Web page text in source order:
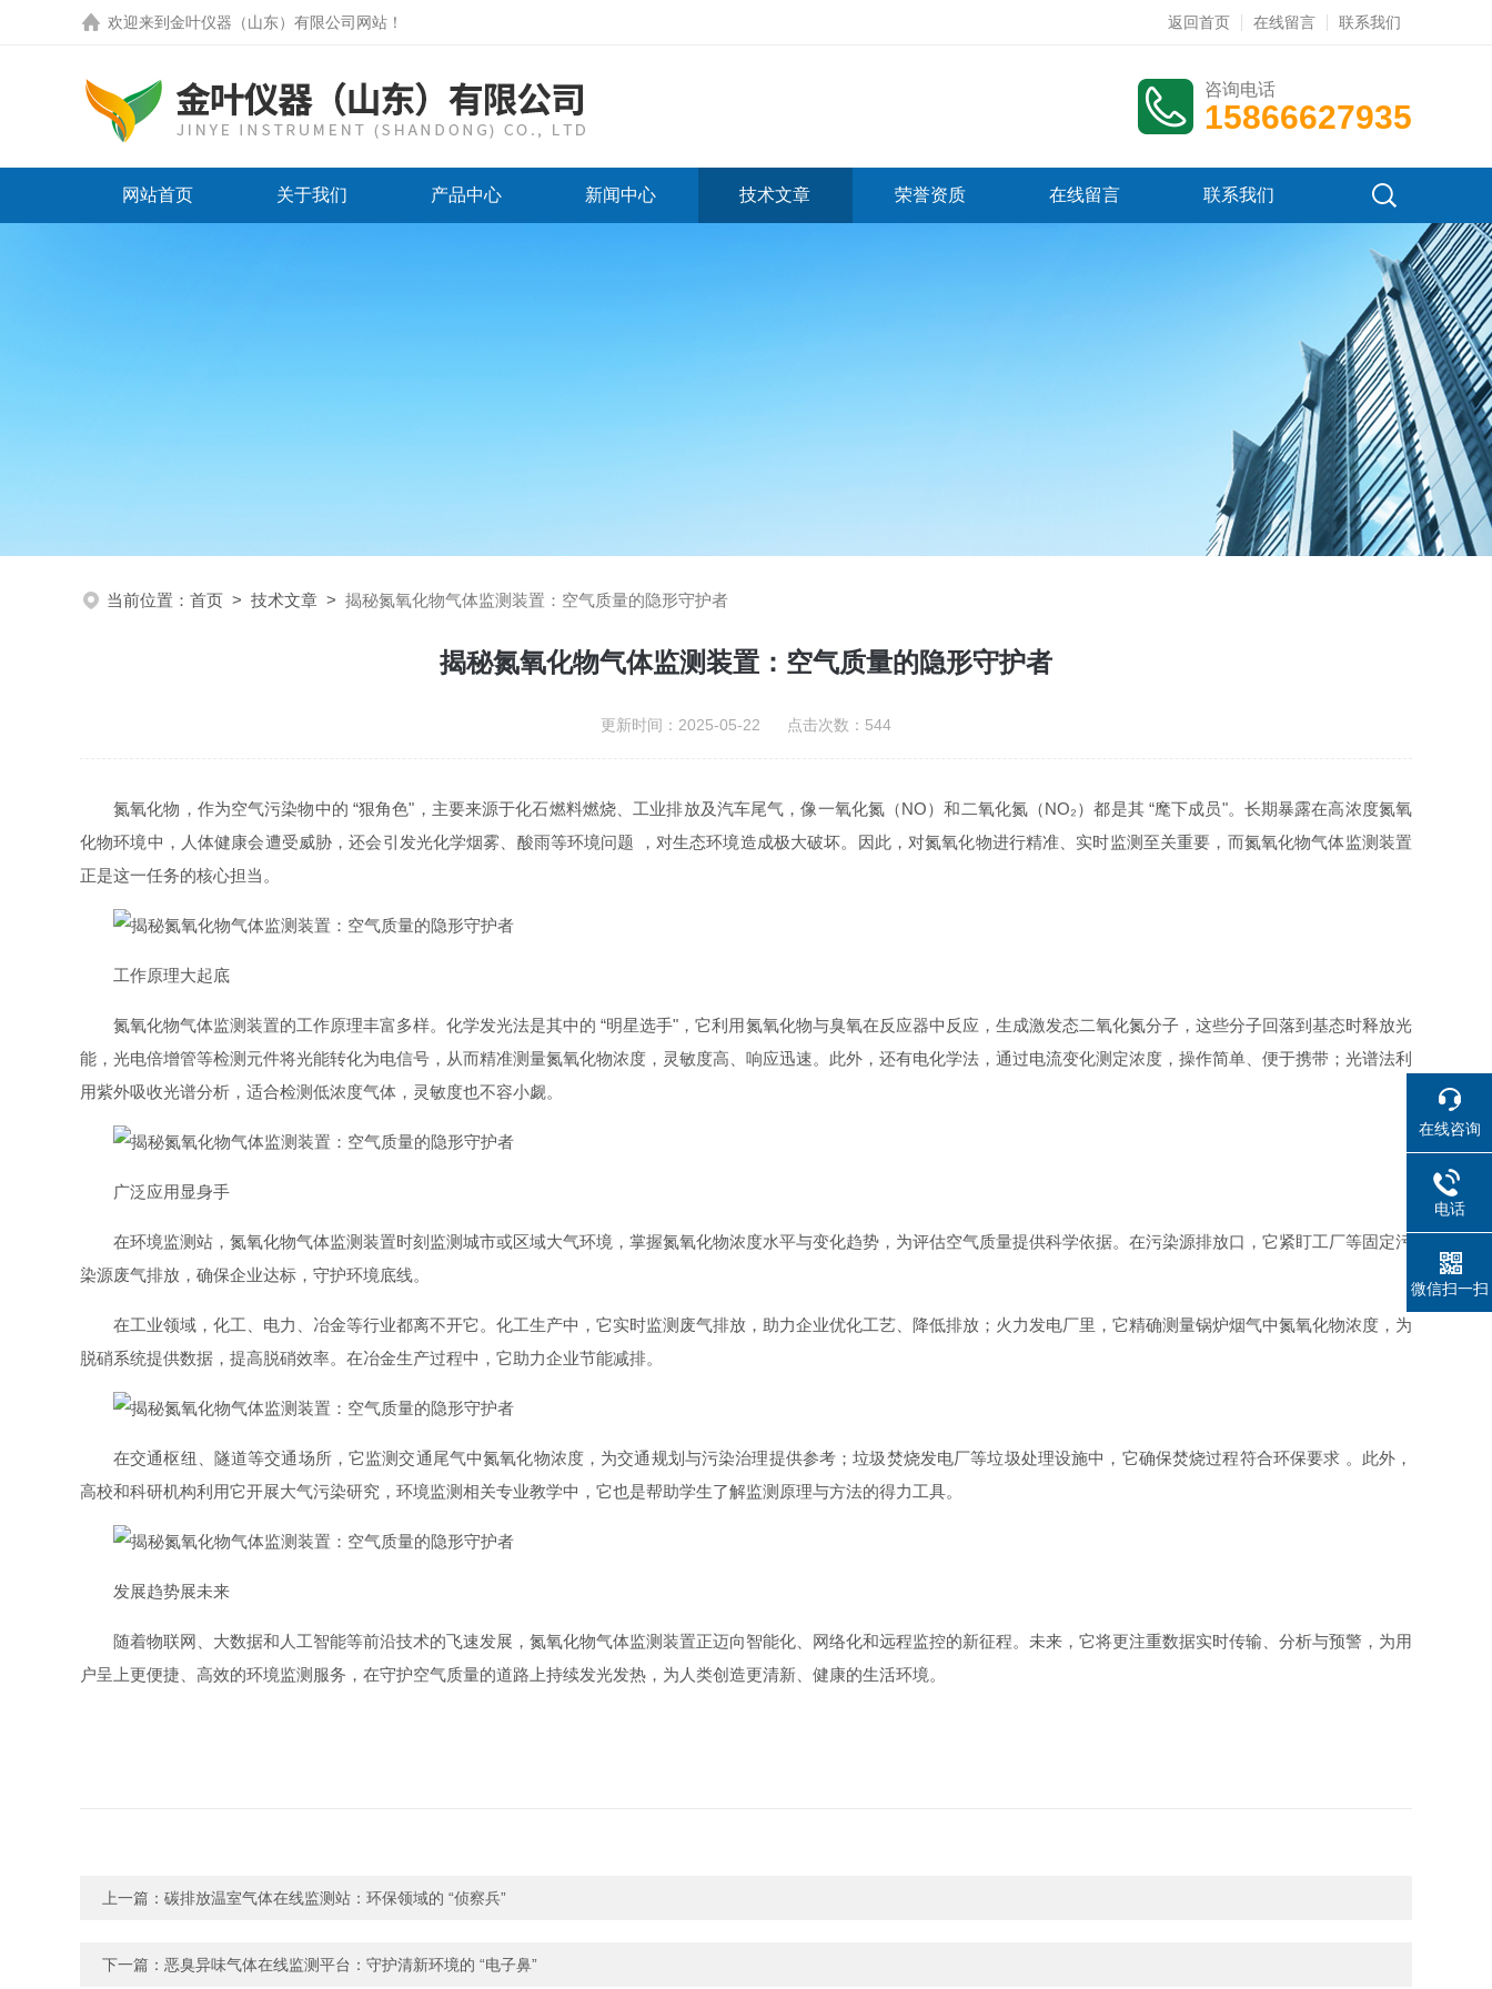
欢迎来到 金叶仪器（山东）有限公司网站 ！ 返回首页 在线留言 联系我们
咨询电话
15866627935
网站首页 关于我们 产品中心 新闻中心 技术文章 荣誉资质 在线留言 联系我们
当前位置： 首页 > 技术文章 > 揭秘氮氧化物气体监测装置：空气质量的隐形守护者
揭秘氮氧化物气体监测装置：空气质量的隐形守护者
更新时间：2025-05-22 点击次数：544
氮氧化物，作为空气污染物中的 “狠角色"，主要来源于化石燃料燃烧、工业排放及汽车尾气，像一氧化氮（NO）和二氧化氮（NO₂）都是其 “麾下成员"。长期暴露在高浓度氮氧
化物环境中，人体健康会遭受威胁，还会引发光化学烟雾、酸雨等环境问题 ，对生态环境造成极大破坏。因此，对氮氧化物进行精准、实时监测至关重要，而氮氧化物气体监测装置
正是这一任务的核心担当。
工作原理大起底
氮氧化物气体监测装置的工作原理丰富多样。化学发光法是其中的 “明星选手"，它利用氮氧化物与臭氧在反应器中反应，生成激发态二氧化氮分子，这些分子回落到基态时释放光
能，光电倍增管等检测元件将光能转化为电信号，从而精准测量氮氧化物浓度，灵敏度高、响应迅速。此外，还有电化学法，通过电流变化测定浓度，操作简单、便于携带；光谱法利
用紫外吸收光谱分析，适合检测低浓度气体，灵敏度也不容小觑。
广泛应用显身手
在环境监测站，氮氧化物气体监测装置时刻监测城市或区域大气环境，掌握氮氧化物浓度水平与变化趋势，为评估空气质量提供科学依据。在污染源排放口，它紧盯工厂等固定污
染源废气排放，确保企业达标，守护环境底线。
在工业领域，化工、电力、冶金等行业都离不开它。化工生产中，它实时监测废气排放，助力企业优化工艺、降低排放；火力发电厂里，它精确测量锅炉烟气中氮氧化物浓度，为
脱硝系统提供数据，提高脱硝效率。在冶金生产过程中，它助力企业节能减排。
在交通枢纽、隧道等交通场所，它监测交通尾气中氮氧化物浓度，为交通规划与污染治理提供参考；垃圾焚烧发电厂等垃圾处理设施中，它确保焚烧过程符合环保要求 。此外，
高校和科研机构利用它开展大气污染研究，环境监测相关专业教学中，它也是帮助学生了解监测原理与方法的得力工具。
发展趋势展未来
随着物联网、大数据和人工智能等前沿技术的飞速发展，氮氧化物气体监测装置正迈向智能化、网络化和远程监控的新征程。未来，它将更注重数据实时传输、分析与预警，为用
户呈上更便捷、高效的环境监测服务，在守护空气质量的道路上持续发光发热，为人类创造更清新、健康的生活环境。
上一篇： 碳排放温室气体在线监测站：环保领域的 “侦察兵”
下一篇： 恶臭异味气体在线监测平台：守护清新环境的 “电子鼻”
在线咨询
电话
微信扫一扫